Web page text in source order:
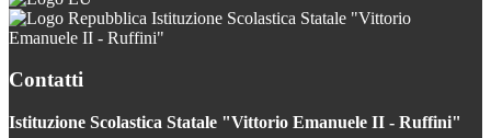
Istituzione Scolastica Statale "Vittorio
Emanuele II - Ruffini"
Contatti
Istituzione Scolastica Statale "Vittorio Emanuele II - Ruffini"